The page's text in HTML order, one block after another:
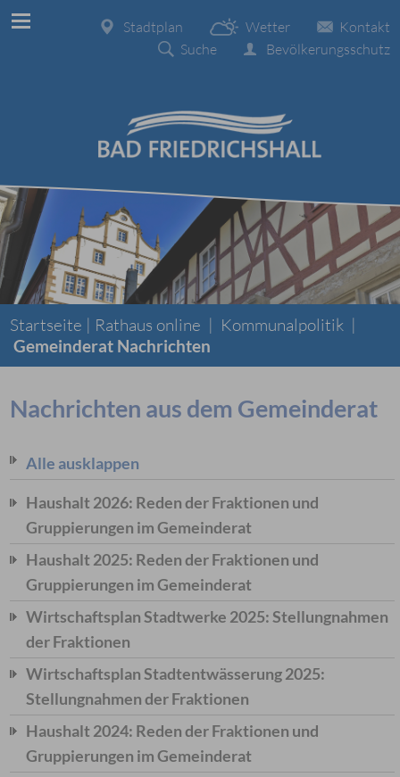
Kontakt
Wetter
Stadtplan
Bevölkerungsschutz
Suche
Startseite | Rathaus online | Kommunalpolitik |
Gemeinderat Nachrichten
Nachrichten aus dem Gemeinderat
Alle ausklappen
Haushalt 2026: Reden der Fraktionen und
Gruppierungen im Gemeinderat
Haushalt 2025: Reden der Fraktionen und
Gruppierungen im Gemeinderat
Wirtschaftsplan Stadtwerke 2025: Stellungnahmen
der Fraktionen
Wirtschaftsplan Stadtentwässerung 2025:
Stellungnahmen der Fraktionen
Haushalt 2024: Reden der Fraktionen und
Gruppierungen im Gemeinderat